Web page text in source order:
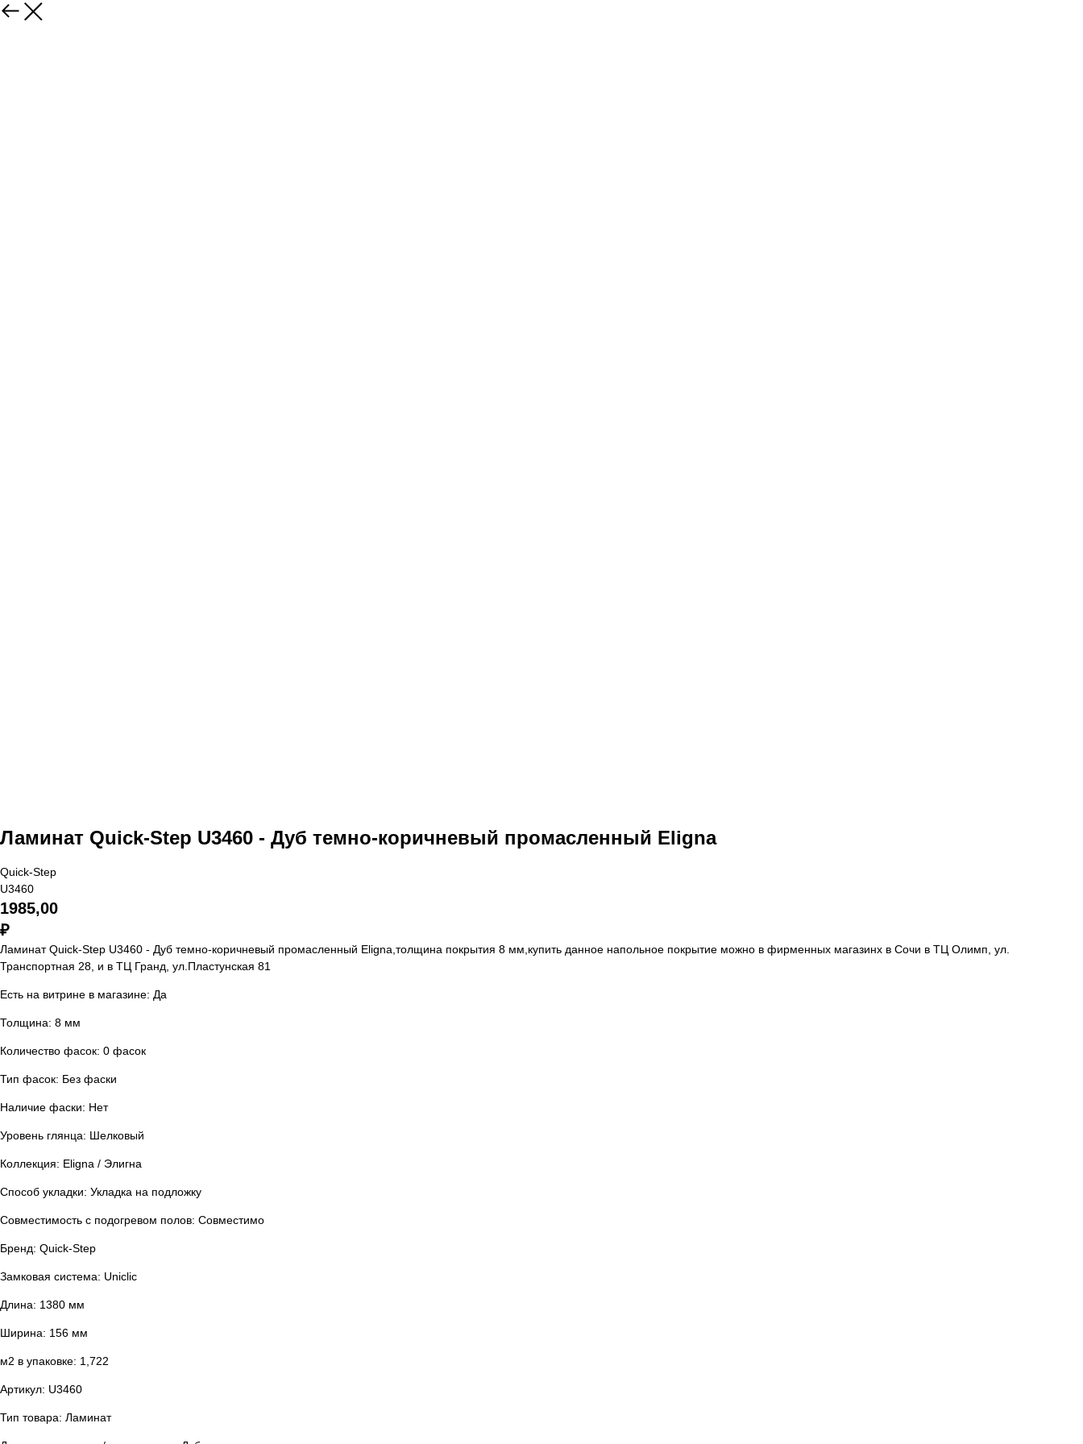
Ламинат Quick-Step U3460 - Дуб темно-коричневый промасленный Eligna
Quick-Step
U3460
1985,00
₽
Ламинат Quick-Step U3460 - Дуб темно-коричневый промасленный Eligna,толщина покрытия 8 мм,купить данное напольное покрытие можно в фирменных магазинх в Сочи в ТЦ Олимп, ул.
Транспортная 28, и в ТЦ Гранд, ул.Пластунская 81
Есть на витрине в магазине: Да
Толщина: 8 мм
Количество фасок: 0 фасок
Тип фасок: Без фаски
Наличие фаски: Нет
Уровень глянца: Шелковый
Коллекция: Eligna / Элигна
Способ укладки: Укладка на подложку
Совместимость с подогревом полов: Совместимо
Бренд: Quick-Step
Замковая система: Uniclic
Длина: 1380 мм
Ширина: 156 мм
м2 в упаковке: 1,722
Артикул: U3460
Тип товара: Ламинат